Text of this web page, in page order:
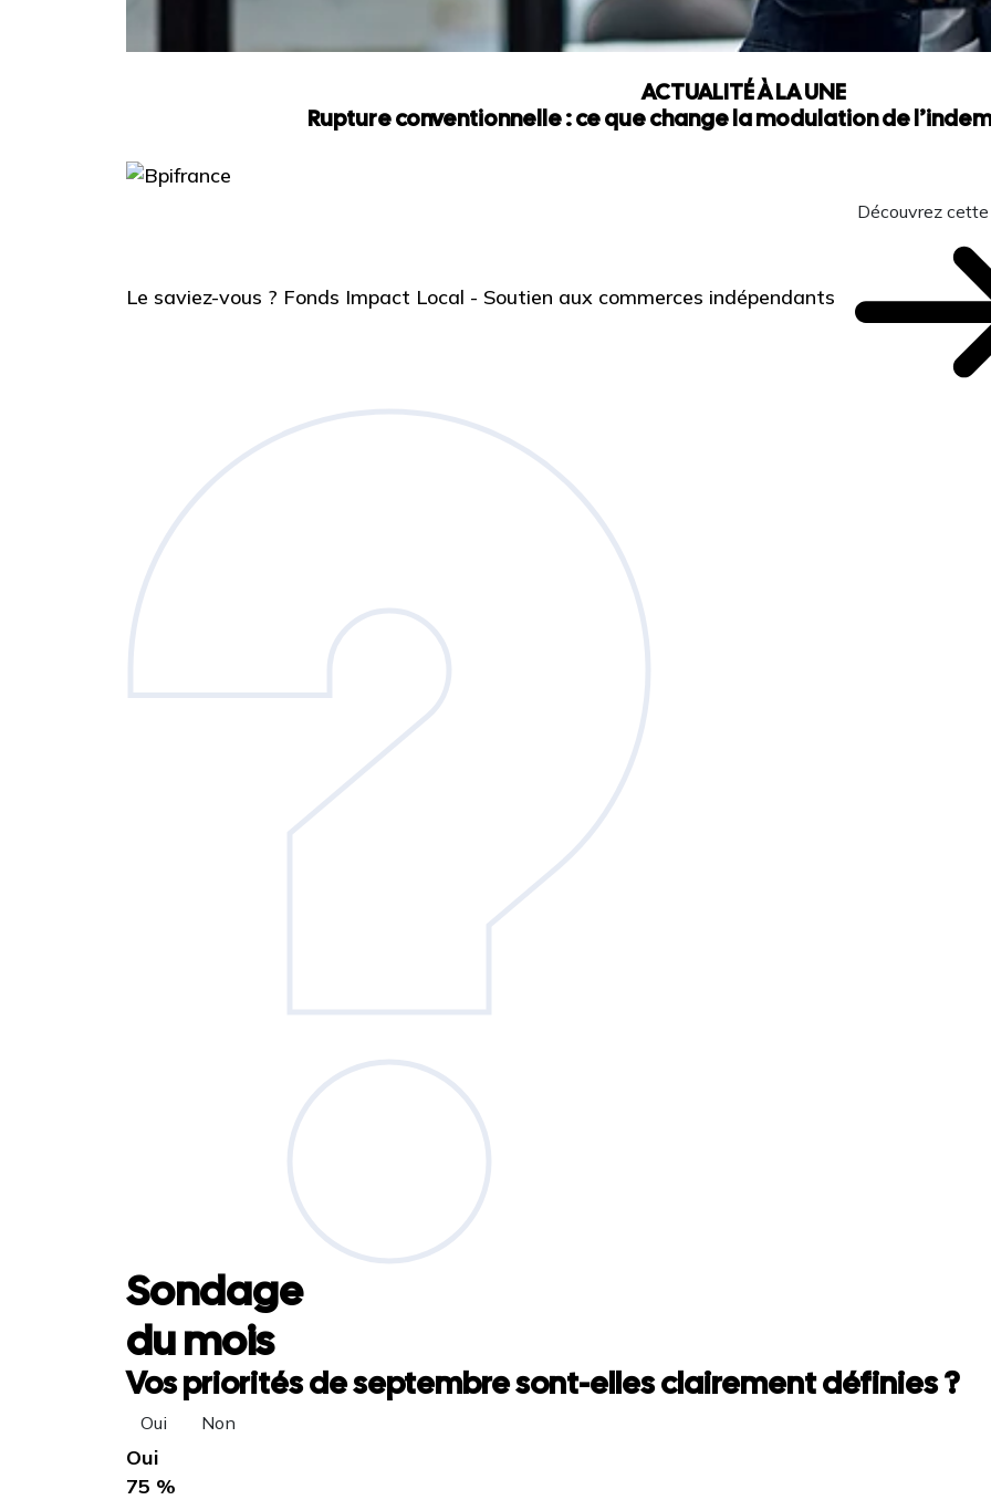
ACTUALITÉ À LA UNE
Rupture conventionnelle : ce que change la modulation de
Le saviez-vous ? Fonds Impact Local - Soutien aux commerces indépendants
Découvrez
Sondage
du mois
Vos priorités de septembre sont-elles clairement définies ?
Oui Non
Oui
75 %